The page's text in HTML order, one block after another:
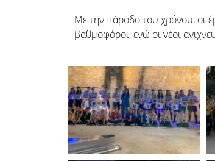
Με την πάροδο του χρόνου, οι
βαθμοφόροι, ενώ οι νέοι